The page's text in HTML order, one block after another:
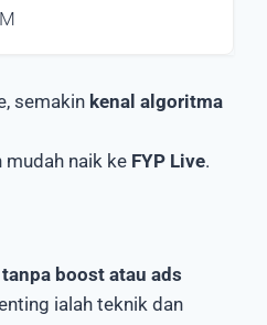
semakin kenal algoritma
mudah naik ke FYP Live.
tanpa boost atau ads
ialah teknik dan